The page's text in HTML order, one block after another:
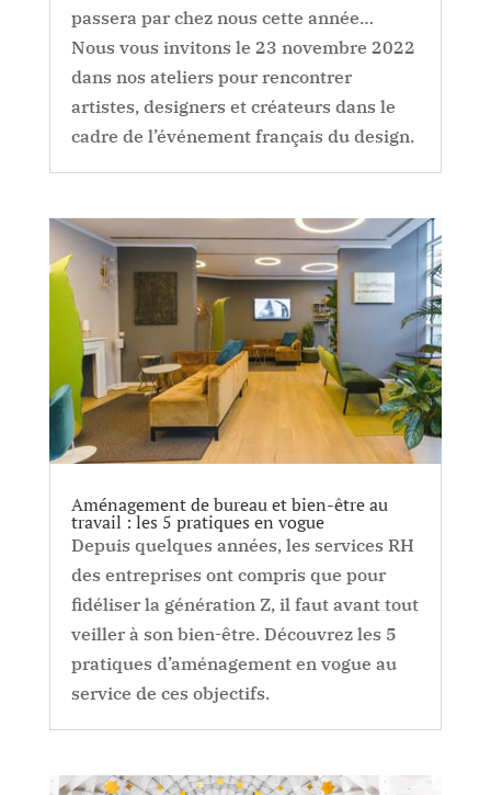
passera par chez nous cette année…
Nous vous invitons le 23 novembre 2022
dans nos ateliers pour rencontrer
artistes, designers et créateurs dans le
cadre de l’événement français du design.
Aménagement de bureau et bien-être au
travail : les 5 pratiques en vogue
Depuis quelques années, les services RH
des entreprises ont compris que pour
fidéliser la génération Z, il faut avant tout
veiller à son bien-être. Découvrez les 5
pratiques d’aménagement en vogue au
service de ces objectifs.